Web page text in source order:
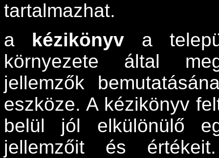
tartalmazhat.
a kézikönyv a
környezete által
jellemzők
eszköze. A kézikönyv
belül jól elkülönülő
jellemzőit és